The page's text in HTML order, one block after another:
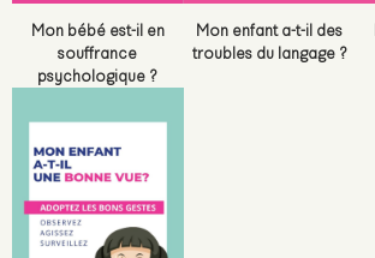
Mon bébé est-il en
souffrance
psychologique ?
Mon enfant a-t-il des
troubles du langage ?